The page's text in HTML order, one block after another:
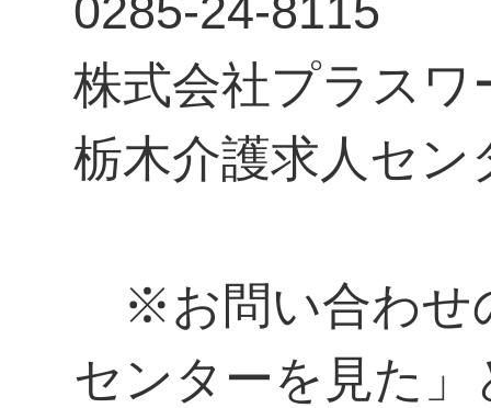
0285-24-8115
株式会社プラスワ
栃木介護求人セン
※お問い合わせ
センターを見た